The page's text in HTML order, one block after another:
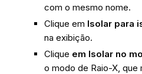
com o mesmo nome.
Clique em Isolar para
na exibição.
Clique em Isolar no
o modo de Raio-X, que